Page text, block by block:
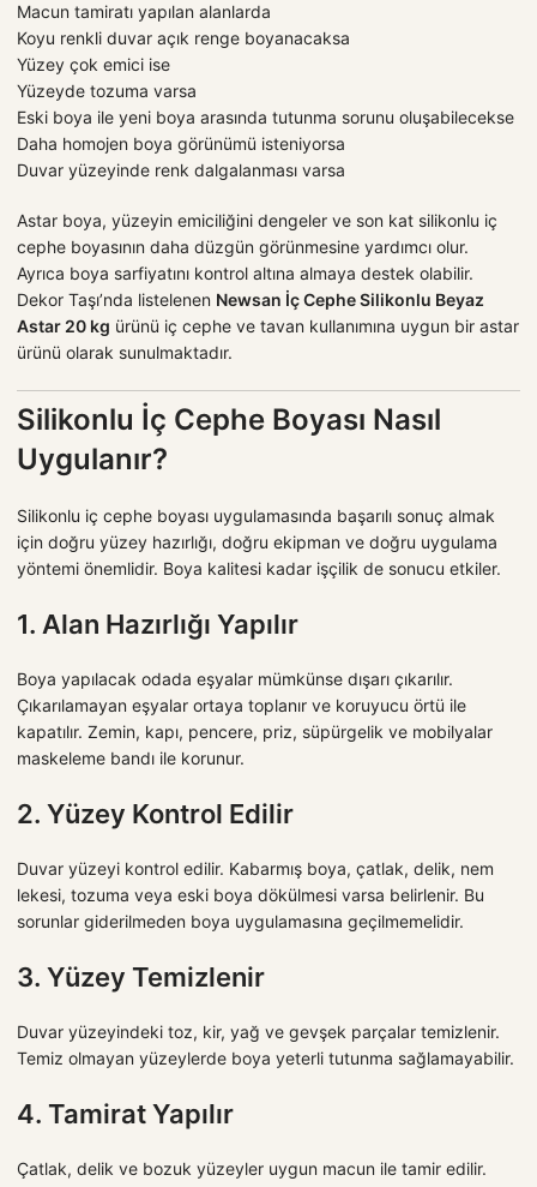
Macun tamiratı yapılan alanlarda
Koyu renkli duvar açık renge boyanacaksa
Yüzey çok emici ise
Yüzeyde tozuma varsa
Eski boya ile yeni boya arasında tutunma sorunu oluşabilecekse
Daha homojen boya görünümü isteniyorsa
Duvar yüzeyinde renk dalgalanması varsa
Astar boya, yüzeyin emiciliğini dengeler ve son kat silikonlu iç
cephe boyasının daha düzgün görünmesine yardımcı olur.
Ayrıca boya sarfiyatını kontrol altına almaya destek olabilir.
Dekor Taşı’nda listelenen Newsan İç Cephe Silikonlu Beyaz
Astar 20 kg ürünü iç cephe ve tavan kullanımına uygun bir astar
ürünü olarak sunulmaktadır.
Silikonlu İç Cephe Boyası Nasıl
Uygulanır?
Silikonlu iç cephe boyası uygulamasında başarılı sonuç almak
için doğru yüzey hazırlığı, doğru ekipman ve doğru uygulama
yöntemi önemlidir. Boya kalitesi kadar işçilik de sonucu etkiler.
1. Alan Hazırlığı Yapılır
Boya yapılacak odada eşyalar mümkünse dışarı çıkarılır.
Çıkarılamayan eşyalar ortaya toplanır ve koruyucu örtü ile
kapatılır. Zemin, kapı, pencere, priz, süpürgelik ve mobilyalar
maskeleme bandı ile korunur.
2. Yüzey Kontrol Edilir
Duvar yüzeyi kontrol edilir. Kabarmış boya, çatlak, delik, nem
lekesi, tozuma veya eski boya dökülmesi varsa belirlenir. Bu
sorunlar giderilmeden boya uygulamasına geçilmemelidir.
3. Yüzey Temizlenir
Duvar yüzeyindeki toz, kir, yağ ve gevşek parçalar temizlenir.
Temiz olmayan yüzeylerde boya yeterli tutunma sağlamayabilir.
4. Tamirat Yapılır
Çatlak, delik ve bozuk yüzeyler uygun macun ile tamir edilir.